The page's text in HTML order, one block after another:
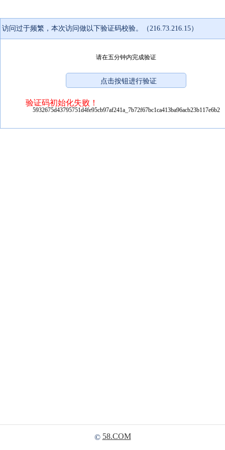
访问过于频繁，本次访问做以下验证码校验。（216.73.216.15）
请在五分钟内完成验证
验证码初始化失败！
5932675d43795751d4fe95cb97af241a_7b72f67bc1ca413ba96acb23b117e6b2
© 58.COM